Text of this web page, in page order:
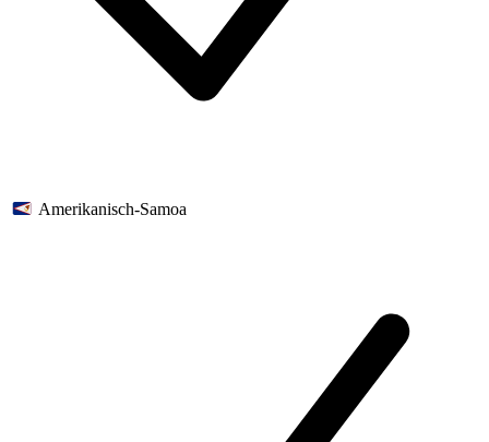
Amerikanisch-Samoa